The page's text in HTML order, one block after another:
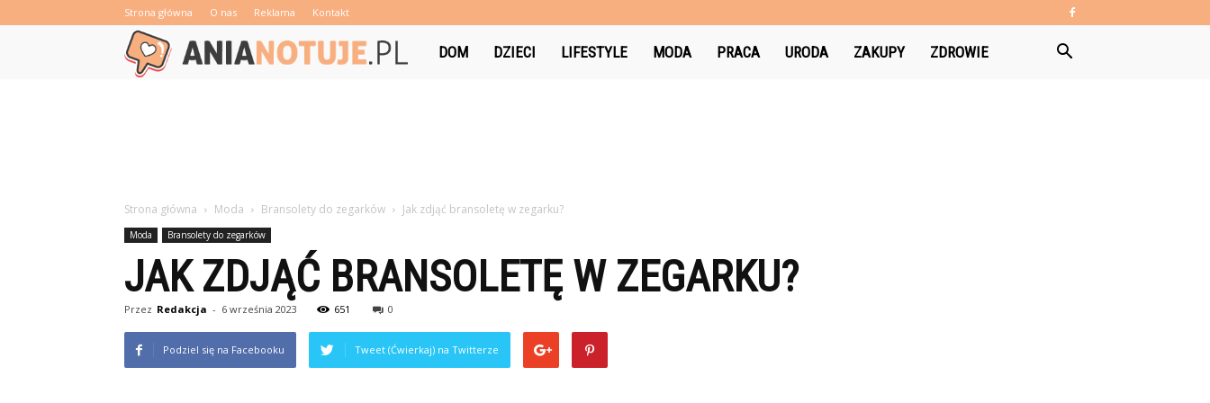
Strona główna O nas Reklama Kontakt
AniaNotuje.pl
DOM DZIECI LIFESTYLE MODA PRACA URODA ZAKUPY ZDROWIE
Strona główna Moda Bransolety do zegarków Jak zdjąć bransoletę w zegarku?
Moda Bransolety do zegarków
JAK ZDJĄĆ BRANSOLETĘ W ZEGARKU?
Przez Redakcja - 6 września 2023 651 0
Podziel się na Facebooku Tweet (Ćwierkaj) na Twitterze